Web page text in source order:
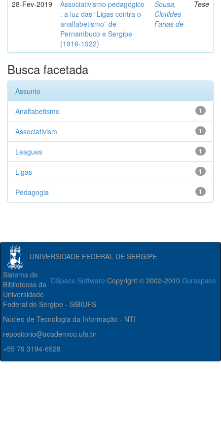
28-Fev-2019
Associativismo pedagógico
: a luz das “Ligas contra o
analfabetismo” de
Pernambuco e Sergipe
(1916-1922)
Sousa,
Clotildes
Farias de
Tese
Busca facetada
Assunto
1
Analfabetismo
1
Associativism
1
Leagues
1
Ligas
1
Pedagogia
UNIVERSIDADE FEDERAL DE SERGIPE
DSpace Software Copyright © 2002-2010 Duraspace
Sistema de
Bibliotecas da
Universidade
Federal de Sergipe - SIBIUFS
Núcleo de Tecnologia da Informação - NTI
repositorio@academico.ufs.br
+55 79 3194-6528